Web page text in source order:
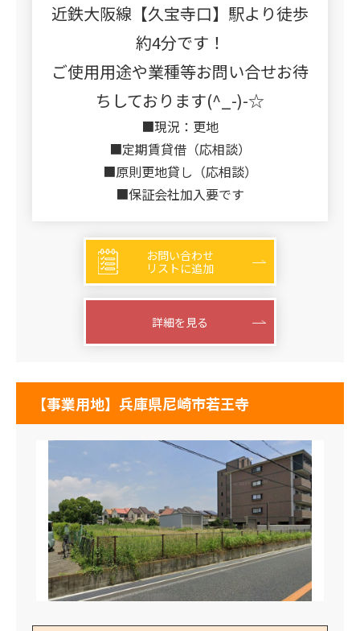
近鉄大阪線【久宝寺口】駅より徒歩
約4分です！
ご使用用途や業種等お問い合せお待
ちしております(^_-)-☆
■現況：更地
■定期賃貸借（応相談）
■原則更地貸し（応相談）
■保証会社加入要です
お問い合わせ
リストに追加
詳細を見る
【事業用地】兵庫県尼崎市若王寺